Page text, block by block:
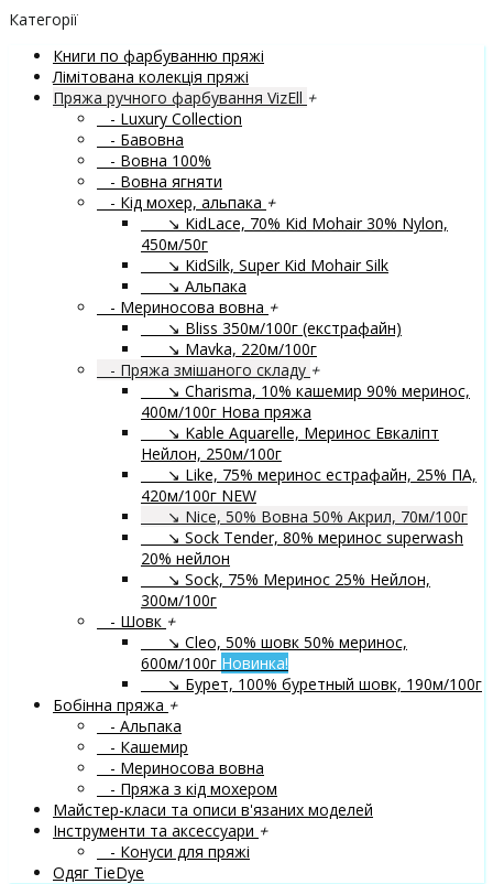
Категорії
Книги по фарбуванню пряжі
Лімітована колекція пряжі
Пряжа ручного фарбування VizEll +
- Luxury Collection
- Бавовна
- Вовна 100%
- Вовна ягняти
- Кід мохер, альпака +
↘ KidLace, 70% Kid Mohair 30% Nylon,
450м/50г
↘ KidSilk, Super Kid Mohair Silk
↘ Альпака
- Мериносова вовна +
↘ Bliss 350м/100г (екстрафайн)
↘ Mavka, 220м/100г
- Пряжа змішаного складу +
↘ Charisma, 10% кашемир 90% меринос,
400м/100г Нова пряжа
↘ Kable Aquarelle, Меринос Евкаліпт
Нейлон, 250м/100г
↘ Like, 75% меринос естрафайн, 25% ПА,
420м/100г NEW
↘ Nice, 50% Вовна 50% Акрил, 70м/100г
↘ Sock Tender, 80% меринос superwash
20% нейлон
↘ Sock, 75% Меринос 25% Нейлон,
300м/100г
- Шовк +
↘ Cleo, 50% шовк 50% меринос,
600м/100г Новинка!
↘ Бурет, 100% буретный шовк, 190м/100г
Бобінна пряжа +
- Альпака
- Кашемир
- Мериносова вовна
- Пряжа з кід мохером
Майстер-класи та описи в'язаних моделей
Інструменти та аксессуари +
- Конуси для пряжі
Одяг TieDye